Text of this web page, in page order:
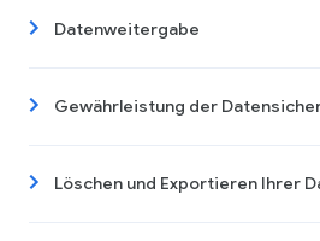
Datenweitergabe
Gewährleistung der
Löschen und Exportieren Ihrer